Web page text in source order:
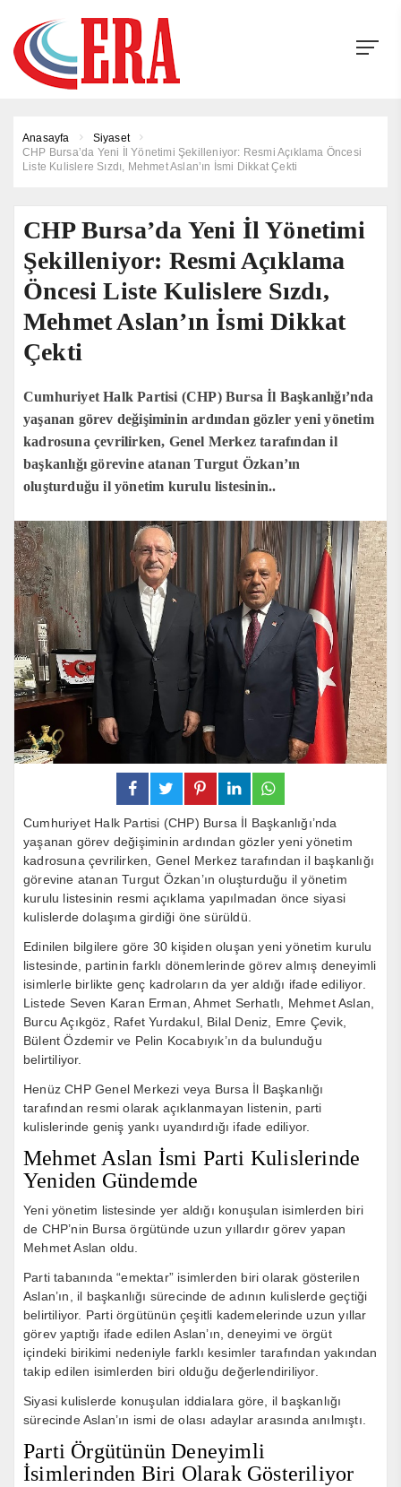
Anasayfa
Siyaset
CHP Bursa’da Yeni İl Yönetimi Şekilleniyor: Resmi Açıklama Öncesi
Liste Kulislere Sızdı, Mehmet Aslan’ın İsmi Dikkat Çekti
CHP Bursa’da Yeni İl Yönetimi
Şekilleniyor: Resmi Açıklama
Öncesi Liste Kulislere Sızdı,
Mehmet Aslan’ın İsmi Dikkat
Çekti
Cumhuriyet Halk Partisi (CHP) Bursa İl Başkanlığı’nda
yaşanan görev değişiminin ardından gözler yeni yönetim
kadrosuna çevrilirken, Genel Merkez tarafından il
başkanlığı görevine atanan Turgut Özkan’ın
oluşturduğu il yönetim kurulu listesinin..
Cumhuriyet Halk Partisi (CHP) Bursa İl Başkanlığı’nda
yaşanan görev değişiminin ardından gözler yeni yönetim
kadrosuna çevrilirken, Genel Merkez tarafından il başkanlığı
görevine atanan Turgut Özkan’ın oluşturduğu il yönetim
kurulu listesinin resmi açıklama yapılmadan önce siyasi
kulislerde dolaşıma girdiği öne sürüldü.
Edinilen bilgilere göre 30 kişiden oluşan yeni yönetim kurulu
listesinde, partinin farklı dönemlerinde görev almış deneyimli
isimlerle birlikte genç kadroların da yer aldığı ifade ediliyor.
Listede Seven Karan Erman, Ahmet Serhatlı, Mehmet Aslan,
Burcu Açıkgöz, Rafet Yurdakul, Bilal Deniz, Emre Çevik,
Bülent Özdemir ve Pelin Kocabıyık’ın da bulunduğu
belirtiliyor.
Henüz CHP Genel Merkezi veya Bursa İl Başkanlığı
tarafından resmi olarak açıklanmayan listenin, parti
kulislerinde geniş yankı uyandırdığı ifade ediliyor.
Mehmet Aslan İsmi Parti Kulislerinde
Yeniden Gündemde
Yeni yönetim listesinde yer aldığı konuşulan isimlerden biri
de CHP’nin Bursa örgütünde uzun yıllardır görev yapan
Mehmet Aslan oldu.
Parti tabanında “emektar” isimlerden biri olarak gösterilen
Aslan’ın, il başkanlığı sürecinde de adının kulislerde geçtiği
belirtiliyor. Parti örgütünün çeşitli kademelerinde uzun yıllar
görev yaptığı ifade edilen Aslan’ın, deneyimi ve örgüt
içindeki birikimi nedeniyle farklı kesimler tarafından yakından
takip edilen isimlerden biri olduğu değerlendiriliyor.
Siyasi kulislerde konuşulan iddialara göre, il başkanlığı
sürecinde Aslan’ın ismi de olası adaylar arasında anılmıştı.
Parti Örgütünün Deneyimli
İsimlerinden Biri Olarak Gösteriliyor